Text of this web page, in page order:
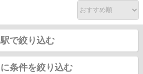
駅で絞り込む
条件を絞り込む